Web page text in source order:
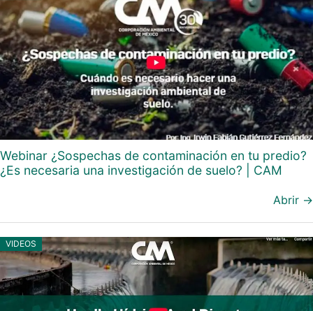
Webinar ¿Sospechas de contaminación en tu predio?
¿Es necesaria una investigación de suelo? | CAM
Abrir →
VIDEOS